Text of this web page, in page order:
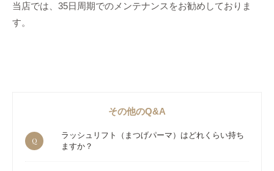
当店では、35日周期でのメンテナンスをお勧めしておりま
す。
その他のQ&A
Q
ラッシュリフト（まつげパーマ）はどれくらい持ち
ますか？